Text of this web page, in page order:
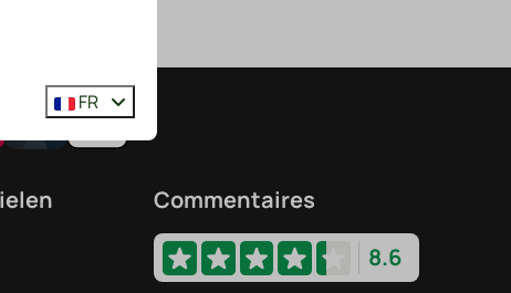
Commentaires
8.6
FR